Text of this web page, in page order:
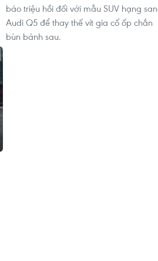
báo triệu hồi đối với mẫu SUV hạng
Audi Q5 để thay thế vít gia cố ốp chắn
bùn bánh sau.